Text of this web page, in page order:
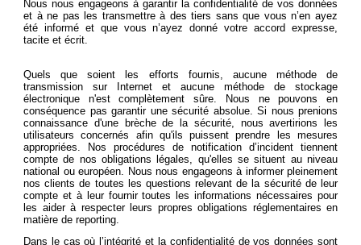
Nous nous engageons à garantir la confidentialité de vos données
et à ne pas les transmettre à des tiers sans que vous n’en ayez
été informé et que vous n’ayez donné votre accord expresse,
tacite et écrit.
Quels que soient les efforts fournis, aucune méthode de
transmission sur Internet et aucune méthode de stockage
électronique n'est complètement sûre. Nous ne pouvons en
conséquence pas garantir une sécurité absolue. Si nous prenions
connaissance d'une brèche de la sécurité, nous avertirions les
utilisateurs concernés afin qu'ils puissent prendre les mesures
appropriées. Nos procédures de notification d’incident tiennent
compte de nos obligations légales, qu'elles se situent au niveau
national ou européen. Nous nous engageons à informer pleinement
nos clients de toutes les questions relevant de la sécurité de leur
compte et à leur fournir toutes les informations nécessaires pour
les aider à respecter leurs propres obligations réglementaires en
matière de reporting.
Dans le cas où l’intégrité et la confidentialité de vos données sont